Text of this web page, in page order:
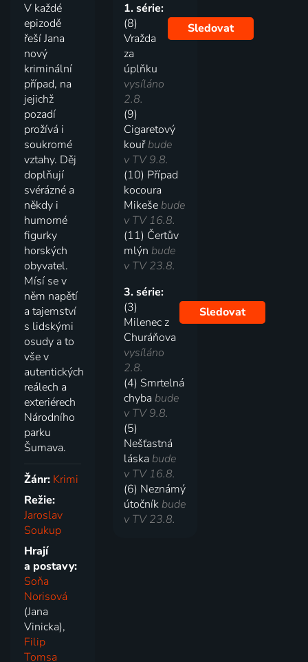
V každé
epizodě
řeší Jana
nový
kriminální
případ, na
jejichž
pozadí
prožívá i
soukromé
vztahy. Děj
doplňují
svérázné a
někdy i
humorné
figurky
horských
obyvatel.
Mísí se v
něm napětí
a tajemství
s lidskými
osudy a to
vše v
autentických
reálech a
exteriérech
Národního
parku
Šumava.
Žánr: Krimi
Režie:
Jaroslav
Soukup
Hrají
a postavy:
Soňa
Norisová
(Jana
Vinicka),
Filip
Tomsa
1. série:
(8)
Vražda
za
úplňku
vysíláno
2.8.
Sledovat
(9)
Cigaretový
kouřbude
v TV 9.8.
(10) Případ
kocoura
Mikešebude
v TV 16.8.
(11) Čertův
mlýnbude
v TV 23.8.
3. série:
(3)
Milenec z
Churáňova
vysíláno
2.8.
Sledovat
(4) Smrtelná
chybabude
v TV 9.8.
(5)
Nešťastná
láskabude
v TV 16.8.
(6) Neznámý
útočníkbude
v TV 23.8.